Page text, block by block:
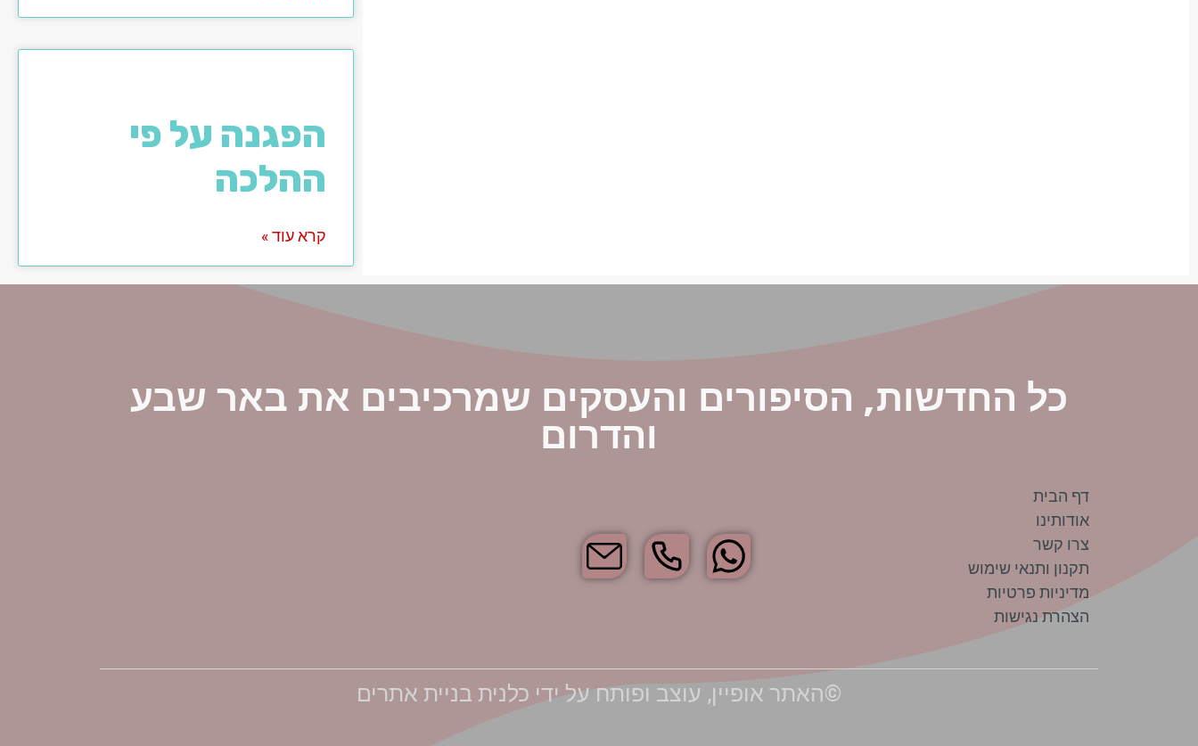
הפגנה על פי
ההלכה
קרא עוד »
כל החדשות, הסיפורים והעסקים שמרכיבים את באר שבע
והדרום
דף הבית
אודותינו
צרו קשר
תקנון ותנאי שימוש
מדיניות פרטיות
הצהרת נגישות
©האתר אופיין, עוצב ופותח על ידי כלנית בניית אתרים